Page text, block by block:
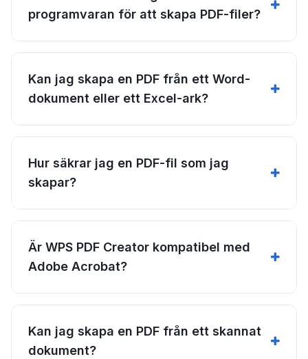
programvaran för att skapa PDF-filer?
Kan jag skapa en PDF från ett Word-
dokument eller ett Excel-ark?
Hur säkrar jag en PDF-fil som jag
skapar?
Är WPS PDF Creator kompatibel med
Adobe Acrobat?
Kan jag skapa en PDF från ett skannat
dokument?